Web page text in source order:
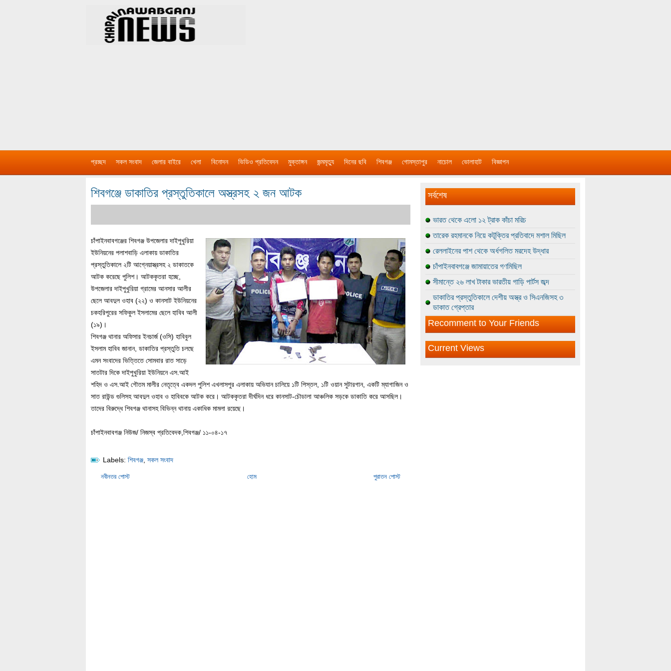
প্রচ্ছদ সকল সংবাদ জেলার বাইরে খেলা বিনোদন ভিডিও প্রতিবেদন মুক্তাঙ্গন জন্মমৃত্যু দিনের ছবি শিবগঞ্জ গোমস্তাপুর নাচোল ভোলাহাট বিজ্ঞাপন
শিবগঞ্জে ডাকাতির প্রস্তুতিকালে অস্ত্রসহ ২ জন আটক
চাঁপাইনবাবগঞ্জের শিবগঞ্জ উপজেলার দাইপুখুরিয়া
ইউনিয়নের পলাশবাড়ি এলাকায় ডাকাতির
প্রস্তুতিকালে ২টি আগ্নেয়াস্ত্রসহ ২ ডাকাতকে
আটক করেছে পুলিশ। আটককৃতরা হচ্ছে,
উপজেলার দাইপুখুরিয়া গ্রামের আনসার আলীর
ছেলে আবদুল ওহাব (২২) ও কানসাট ইউনিয়নের
চকহরিপুরের সফিকুল ইসলামের ছেলে হাবিব আলী
(১৯)।
শিবগঞ্জ থানার অফিসার ইনচার্জ (ওসি) হাবিবুল
ইসলাম হাবিব জানান, ডাকাতির প্রস্তুতি চলছে
এমন সংবাদের ভিত্তিতে সোমবার রাত সাড়ে
সাতটার দিকে দাইপুখুরিয়া ইউনিয়নে এস.আই
শহিদ ও এস.আই গৌতম মালীর নেতৃত্বে একদল পুলিশ এখলাসপুর এলাকায় অভিযান চালিয়ে ১টি পিস্তল, ১টি ওয়ান সুটারগান, একটি ম্যাগাজিন ও
সাত রাউন্ড গুলিসহ আবদুল ওহাব ও হাবিবকে আটক করে। আটককৃতরা দীর্ঘদিন ধরে কানসাট-চৌডালা আঞ্চলিক সড়কে ডাকাতি করে আসছিল।
তাদের বিরুদ্ধে শিবগঞ্জ থানাসহ বিভিন্ন থানায় একাধিক মামলা রয়েছে।
চাঁপাইনবাবগঞ্জ নিউজ/ নিজস্ব প্রতিবেদক,শিবগঞ্জ/ ১১-০৪-১৭
Labels: শিবগঞ্জ সকল সংবাদ
নবীনতর পোস্ট পুরাতন পোস্ট
হোম
সর্বশেষ
ভারত থেকে এলো ১২ ট্রাক কাঁচা মরিচ
তারেক রহমানকে নিয়ে কটূক্তির প্রতিবাদে মশাল মিছিল
রেললাইনের পাশ থেকে অর্ধগলিত মরদেহ উদ্ধার
চাঁপাইনবাবগঞ্জে জামায়াতের গণমিছিল
সীমান্তে ২৬ লাখ টাকার ভারতীয় গাড়ি পার্টস জব্দ
ডাকাতির প্রস্তুতিকালে দেশীয় অস্ত্র ও সিএনজিসহ ৩
ডাকাত গ্রেপ্তার
Recomment to Your Friends
Current Views